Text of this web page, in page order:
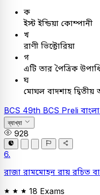
ক
ইস্ট ইন্ডিয়া কোম্পানী
খ
রাণী ভিক্টোরিয়া
গ
এটি তার পৈত্রিক
ঘ
মোঘল বাদশাহ
BCS 49th BCS Preli বাংলা
ব্যাখ্যা
928
6.
রাজা রামমোহন রায় রচিত
18 Exams